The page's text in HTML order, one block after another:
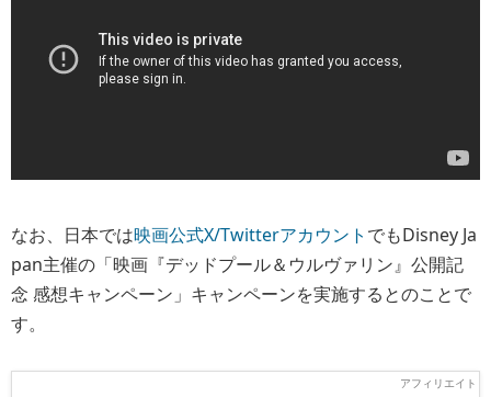
なお、日本では映画公式X/Twitterアカウント でもDisney Ja
pan主催の「映画『デッドプール＆ウルヴァリン』公開記
念 感想キャンペーン」キャンペーンを実施するとのことで
す。